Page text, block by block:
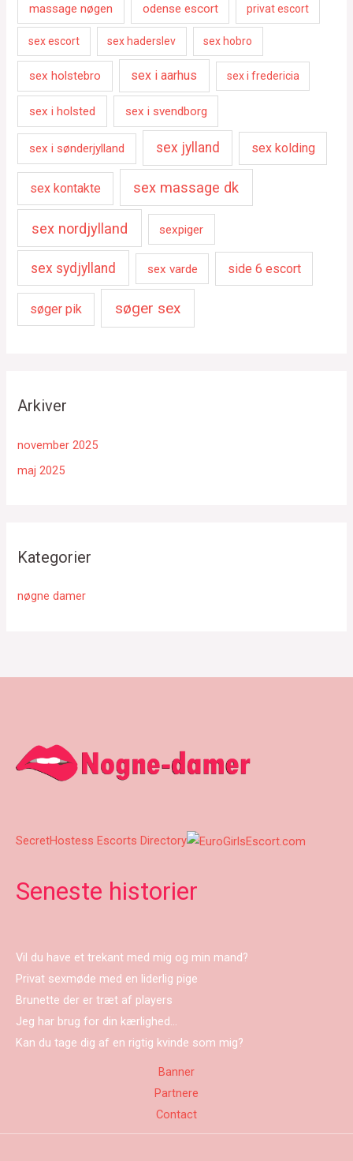
massage nøgen odense escort privat escort
sex escort sex haderslev sex hobro
sex holstebro sex i aarhus sex i fredericia
sex i holsted sex i svendborg
sex i sønderjylland sex jylland sex kolding
sex kontakte sex massage dk
sex nordjylland sexpiger
sex sydjylland sex varde side 6 escort
søger pik søger sex
Arkiver
november 2025
maj 2025
Kategorier
nøgne damer
SecretHostess Escorts Directory
Seneste historier
Vil du have et trekant med mig og min mand?
Privat sexmøde med en liderlig pige
Brunette der er træt af players
Jeg har brug for din kærlighed…
Kan du tage dig af en rigtig kvinde som mig?
Banner
Partnere
Contact